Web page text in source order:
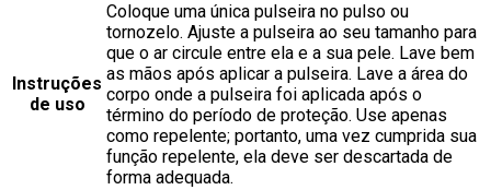
Instruções
de uso
Coloque uma única pulseira no pulso ou
tornozelo. Ajuste a pulseira ao seu tamanho para
que o ar circule entre ela e a sua pele. Lave bem
as mãos após aplicar a pulseira. Lave a área do
corpo onde a pulseira foi aplicada após o
término do período de proteção. Use apenas
como repelente; portanto, uma vez cumprida sua
função repelente, ela deve ser descartada de
forma adequada.